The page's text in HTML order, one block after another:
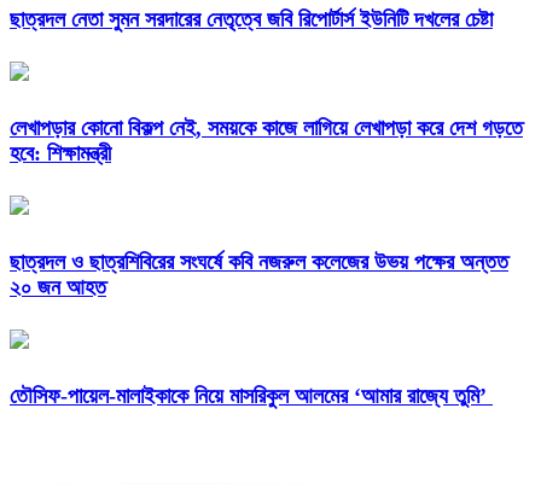
ছাত্রদল নেতা সুমন সরদারের নেতৃত্বে জবি রিপোর্টার্স ইউনিটি দখলের চেষ্টা
লেখাপড়ার কোনো বিকল্প নেই, সময়কে কাজে লাগিয়ে লেখাপড়া করে দেশ গড়তে
হবে: শিক্ষামন্ত্রী
ছাত্রদল ও ছাত্রশিবিরের সংঘর্ষে কবি নজরুল কলেজের উভয় পক্ষের অন্তত
২০ জন আহত
তৌসিফ-পায়েল-মালাইকাকে নিয়ে মাসরিকুল আলমের ‘আমার রাজ্যে তুমি’